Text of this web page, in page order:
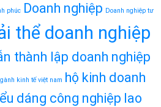
phúc Doanh nghiệp Doanh nghiệp tư
thể doanh nghiệp
thành lập doanh nghiệp
kinh tế việt nam hộ kinh doanh
dáng công nghiệp lao